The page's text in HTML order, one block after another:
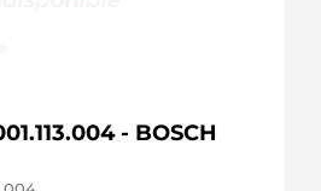
- BOSCH